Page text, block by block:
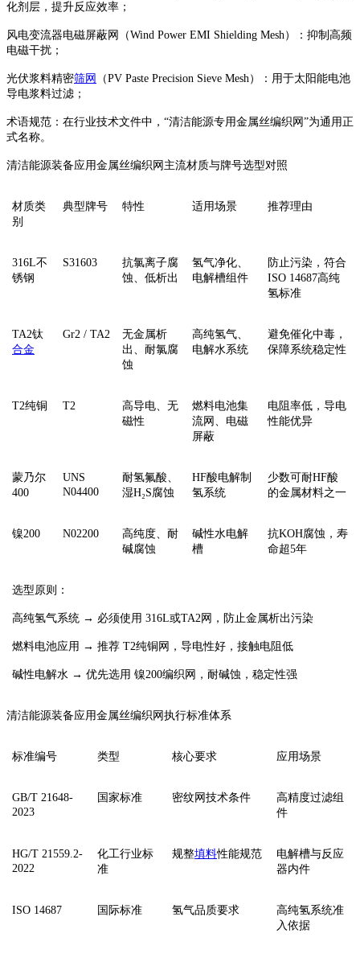
化剂层，提升反应效率；
‌风电变流器电磁屏蔽网‌（Wind Power EMI Shielding Mesh）：抑制高频
电磁干扰；
‌光伏浆料精密筛网
‌（PV Paste Precision Sieve Mesh）：用于太阳能电池
导电浆料过滤；
‌术语规范‌：在行业技术文件中，“‌清洁能源专用金属丝编织网‌”为通用正
式名称。
清洁能源装备应用金属丝编织网主流材质与牌号选型对照
材质类
别
典型牌号 特性 适用场景 推荐理由
‌316L不
锈钢‌
S31603
抗氯离子腐
蚀、低析出
氢气净化、
电解槽组件
防止污染，符合
ISO 14687高纯
氢标准
‌TA2钛
合金
Gr2 / TA2
无金属析
出、耐氯腐
蚀
高纯氢气、
电解水系统
避免催化中毒，
保障系统稳定性
‌T2纯铜‌ T2
高导电、无
磁性
燃料电池集
流网、电磁
屏蔽
电阻率低，导电
性能优异
‌蒙乃尔
400‌
UNS
N04400
耐氢氟酸、
湿H₂S腐蚀
HF酸电解制
氢系统
少数可耐HF酸
的金属材料之一
‌镍200‌ N02200
高纯度、耐
碱腐蚀
碱性水电解
槽
抗KOH腐蚀，寿
命超5年
‌选型原则‌：
‌高纯氢气系统‌ → 必须使用 ‌316L或TA2网‌，防止金属析出污染
‌燃料电池应用‌ → 推荐 ‌T2纯铜网‌，导电性好，接触电阻低
‌碱性电解水‌ → 优先选用 ‌镍200编织网‌，耐碱蚀，稳定性强
清洁能源装备应用金属丝编织网执行标准体系
标准编号 类型 核心要求 应用场景
‌GB/T 21648-
2023‌
国家标准 密纹网技术条件
高精度过滤组
件
‌HG/T 21559.2-
2022
‌化工行业标
准
规整填料性能规范
电解槽与反应
器内件
‌ISO 14687‌ 国际标准 氢气品质要求
高纯氢系统准
入依据